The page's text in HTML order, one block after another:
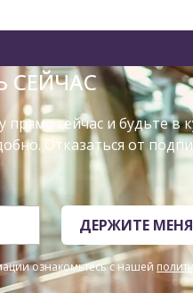
СЕЙЧАС
сейчас и будьте в
Отказаться от
ДЕРЖИТЕ МЕНЯ
ознакомьтесь с нашей